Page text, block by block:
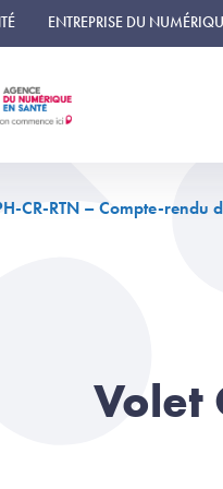
ENTREPRISE DU
CR-RTN – Compte-rendu
Volet